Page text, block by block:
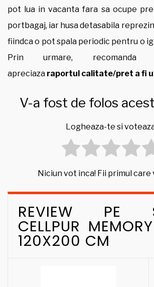
pot lua in vacanta fara sa ocupe
portbagaj, iar husa detasabila
fiindca o pot spala periodic pentru o
Prin urmare, recomanda
apreciaza raportul calitate/pret a fi
V-a fost de folos
Logheaza-te si
Niciun vot inca! Fii primul care
REVIEW PE
CELLPUR
120X200 CM